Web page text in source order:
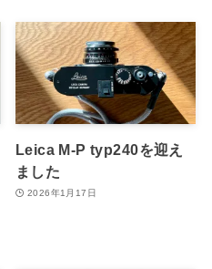
Leica M-P typ240を迎え
ました
2026年1月17日